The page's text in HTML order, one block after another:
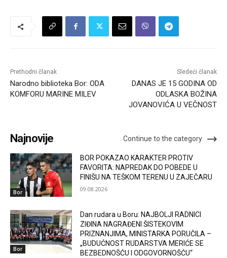
Prethodni članak
Narodno biblioteka Bor: ODA
KOMFORU MARINE MILEV
Sledeći članak
DANAS JE 15 GODINA OD
ODLASKA BOŽINA
JOVANOVIĆA U VEČNOST
Najnovije Continue to the category
Bor
BOR POKAZAO KARAKTER PROTIV
FAVORITA: NAPREDAK DO POBEDE U
FINIŠU NA TEŠKOM TERENU U ZAJEČARU
09.08.2026
Bor
Dan rudara u Boru: NAJBOLJI RADNICI
ZIĐINA NAGRAĐENI ŠISTEKOVIM
PRIZNANJIMA, MINISTARKA PORUČILA –
„BUDUĆNOST RUDARSTVA MERIĆE SE
BEZBEDNOŠĆU I ODGOVORNOŠĆU“